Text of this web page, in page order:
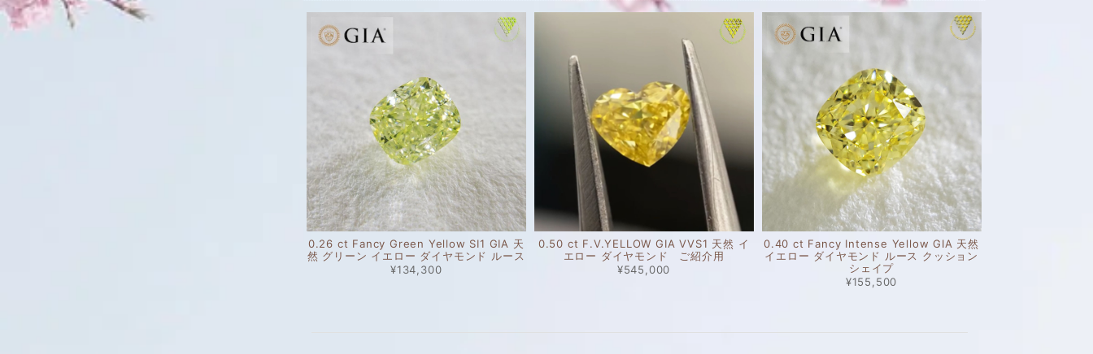
0.26 ct Fancy Green Yellow SI1 GIA 天
然 グリーン イエロー ダイヤモンド ルース
¥134,300
0.50 ct F.V.YELLOW GIA VVS1 天然 イ
エロー ダイヤモンド ご紹介用
¥545,000
0.40 ct Fancy Intense Yellow GIA 天然
イエロー ダイヤモンド ルース クッション
シェイプ
¥155,500